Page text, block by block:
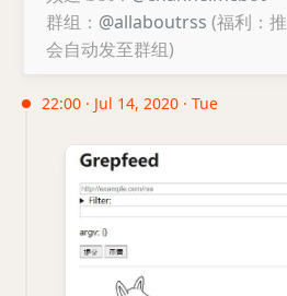
群组： @allaboutrss (福利：
会自动发至群组)
22:00 · Jul 14, 2020 · Tue